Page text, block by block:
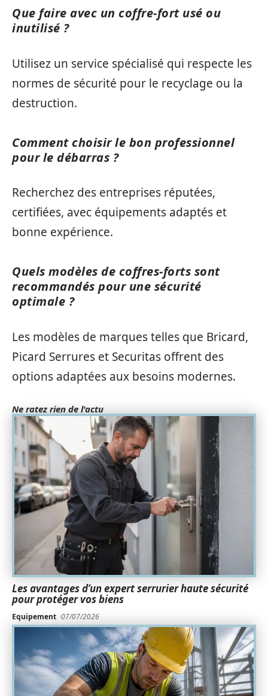
Que faire avec un coffre-fort usé ou
inutilisé ?
Utilisez un service spécialisé qui respecte les
normes de sécurité pour le recyclage ou la
destruction.
Comment choisir le bon professionnel
pour le débarras ?
Recherchez des entreprises réputées,
certifiées, avec équipements adaptés et
bonne expérience.
Quels modèles de coffres-forts sont
recommandés pour une sécurité
optimale ?
Les modèles de marques telles que Bricard,
Picard Serrures et Securitas offrent des
options adaptées aux besoins modernes.
Ne ratez rien de l'actu
Les avantages d’un expert serrurier haute sécurité
pour protéger vos biens
Equipement 07/07/2026